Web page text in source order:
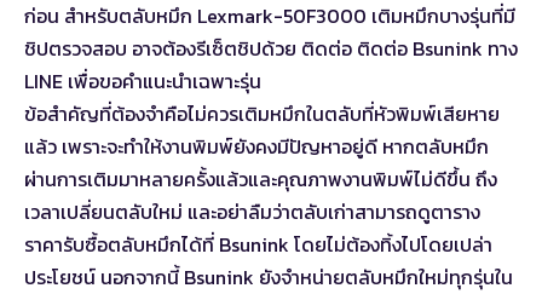
ก่อน สำหรับตลับหมึก Lexmark-50F3000 เติมหมึกบางรุ่นที่มี
ชิปตรวจสอบ อาจต้องรีเซ็ตชิปด้วย ติดต่อ ติดต่อ Bsunink ทาง
LINE เพื่อขอคำแนะนำเฉพาะรุ่น
ข้อสำคัญที่ต้องจำคือไม่ควรเติมหมึกในตลับที่หัวพิมพ์เสียหาย
แล้ว เพราะจะทำให้งานพิมพ์ยังคงมีปัญหาอยู่ดี หากตลับหมึก
ผ่านการเติมมาหลายครั้งแล้วและคุณภาพงานพิมพ์ไม่ดีขึ้น ถึง
เวลาเปลี่ยนตลับใหม่ และอย่าลืมว่าตลับเก่าสามารถดูตาราง
ราคารับซื้อตลับหมึกได้ที่ Bsunink โดยไม่ต้องทิ้งไปโดยเปล่า
ประโยชน์ นอกจากนี้ Bsunink ยังจำหน่ายตลับหมึกใหม่ทุกรุ่นใน